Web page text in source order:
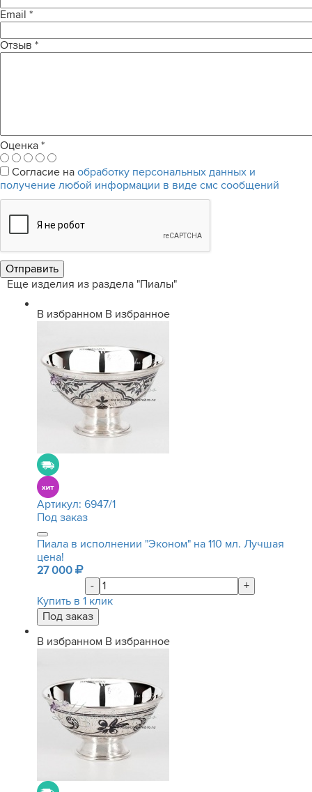
Email *
Отзыв *
Оценка *
Согласие на обработку персональных данных и
получение любой информации в виде смс сообщений
Еще изделия из раздела "Пиалы"
В избранном В избранное
Артикул: 6947/1
Под заказ
Пиала в исполнении "Эконом" на 110 мл. Лучшая
цена!
27 000
-
+
Купить в 1 клик
В избранном В избранное